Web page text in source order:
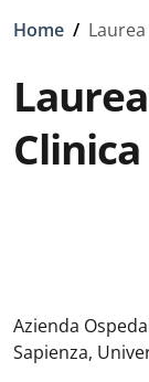
Briciole di pane
Home /
Clinica
Azienda
Sapienza,